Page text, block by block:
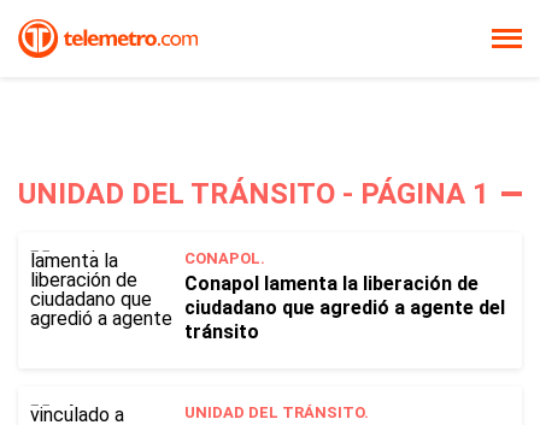
UNIDAD DEL TRÁNSITO - PÁGINA 1
CONAPOL.
Conapol lamenta la liberación de
ciudadano que agredió a agente del
tránsito
UNIDAD DEL TRÁNSITO.